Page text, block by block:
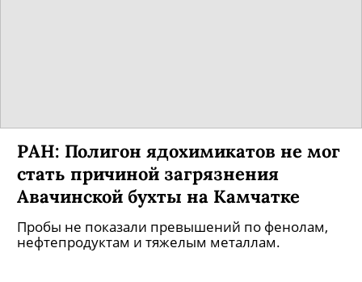
РАН: Полигон ядохимикатов не мог
стать причиной загрязнения
Авачинской бухты на Камчатке
Пробы не показали превышений по фенолам,
нефтепродуктам и тяжелым металлам.